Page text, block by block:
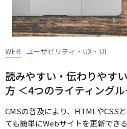
WEB ユーザビリティ・UX・UI
読みやすい・伝わりやす
方 ＜4つのライティング
CMSの普及により、HTMLやCSS
ても簡単にWebサイトを更新でき